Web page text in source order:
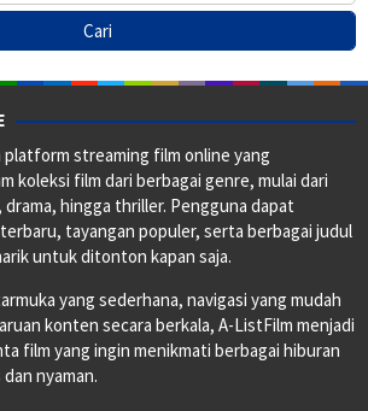
platform streaming film online yang
koleksi film dari berbagai genre, mulai dari
hingga thriller. Pengguna dapat
tayangan populer, serta berbagai judul
untuk ditonton kapan saja.
yang sederhana, navigasi yang mudah
konten secara berkala, A-ListFilm menjadi
film yang ingin menikmati berbagai hiburan
nyaman.